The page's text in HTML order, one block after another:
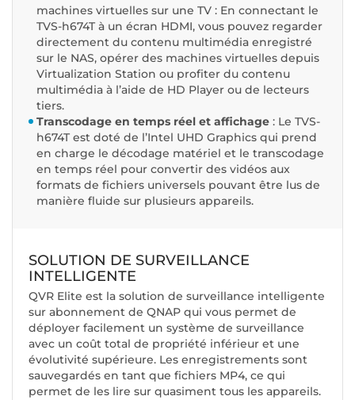
machines virtuelles sur une TV : En connectant le
TVS-h674T à un écran HDMI, vous pouvez regarder
directement du contenu multimédia enregistré
sur le NAS, opérer des machines virtuelles depuis
Virtualization Station ou profiter du contenu
multimédia à l’aide de HD Player ou de lecteurs
tiers.
Transcodage en temps réel et affichage : Le TVS-
h674T est doté de l’Intel UHD Graphics qui prend
en charge le décodage matériel et le transcodage
en temps réel pour convertir des vidéos aux
formats de fichiers universels pouvant être lus de
manière fluide sur plusieurs appareils.
SOLUTION DE SURVEILLANCE
INTELLIGENTE
QVR Elite est la solution de surveillance intelligente
sur abonnement de QNAP qui vous permet de
déployer facilement un système de surveillance
avec un coût total de propriété inférieur et une
évolutivité supérieure. Les enregistrements sont
sauvegardés en tant que fichiers MP4, ce qui
permet de les lire sur quasiment tous les appareils.